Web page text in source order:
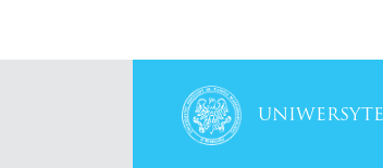
Otwórz ułatwienia